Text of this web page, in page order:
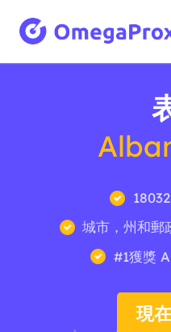
城市，州和郵
#1獲獎
現